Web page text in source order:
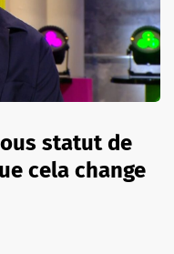
statut de
cela change